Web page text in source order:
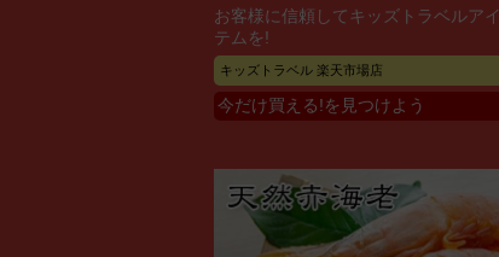
お客様に信頼してキッズトラベルアイ
テムを!
キッズトラベル 楽天市場店
今だけ買える!を見つけよう